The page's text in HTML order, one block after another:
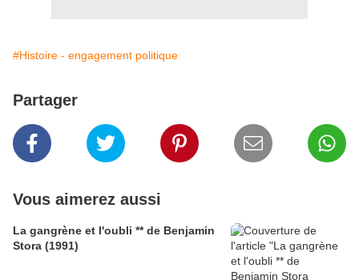
#Histoire - engagement politique
Partager
Vous aimerez aussi
La gangrène et l'oubli ** de Benjamin
Stora (1991)